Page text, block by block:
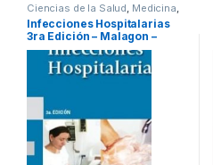
Ciencias de la Salud Medicina
Profesionales y tecnicos
Infecciones Hospitalarias
3ra Edición – Malagon –
Panamericana